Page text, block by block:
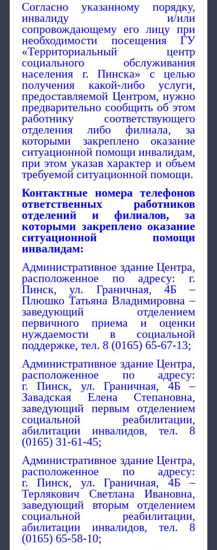
Согласно указанному порядку,
инвалиду и/или
сопровождающему его лицу при
необходимости посещения ГУ
«Территориальный центр
социального обслуживания
населения г. Пинска» с целью
получения какой-либо услуги,
предоставляемой Центром, нужно
предварительно сообщить об этом
работнику соответствующего
отделения либо филиала, за
которыми закреплено оказание
ситуационной помощи инвалидам,
при этом указав характер и объем
требуемой ситуационной помощи.
Контактные номера телефонов
ответственных работников
отделений и филиалов, за
которыми закреплено оказание
ситуационной помощи
инвалидам:
Административное здание Центра,
расположенное по адресу: г.
Пинск, ул. Граничная, 4Б –
Плюшко Татьяна Владимировна –
заведующий отделением
первичного приема и оценки
нуждаемости в социальной
поддержке, тел. 8 (0165) 65-67-13;
Административное здание Центра,
расположенное по адресу:
г. Пинск, ул. Граничная, 4Б –
Завадская Елена Степановна,
заведующий первым отделением
социальной реабилитации,
абилитации инвалидов, тел. 8
(0165) 31-61-45;
Административное здание Центра,
расположенное по адресу:
г. Пинск, ул. Граничная, 4Б –
Терлякович Светлана Ивановна,
заведующий вторым отделением
социальной реабилитации,
абилитации инвалидов, тел. 8
(0165) 65-58-10;